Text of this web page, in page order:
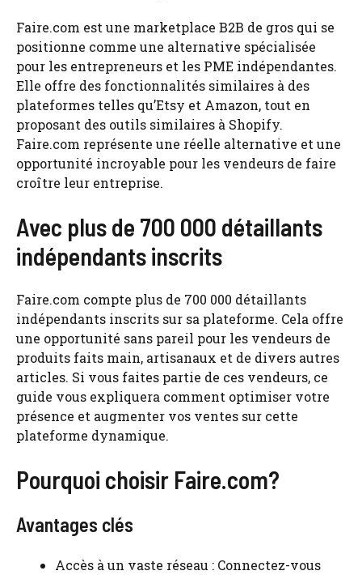
Faire.com est une marketplace B2B de gros qui se
positionne comme une alternative spécialisée
pour les entrepreneurs et les PME indépendantes.
Elle offre des fonctionnalités similaires à des
plateformes telles qu’Etsy et Amazon, tout en
proposant des outils similaires à Shopify.
Faire.com représente une réelle alternative et une
opportunité incroyable pour les vendeurs de faire
croître leur entreprise.
Avec plus de 700 000 détaillants
indépendants inscrits
Faire.com compte plus de 700 000 détaillants
indépendants inscrits sur sa plateforme. Cela offre
une opportunité sans pareil pour les vendeurs de
produits faits main, artisanaux et de divers autres
articles. Si vous faites partie de ces vendeurs, ce
guide vous expliquera comment optimiser votre
présence et augmenter vos ventes sur cette
plateforme dynamique.
Pourquoi choisir Faire.com?
Avantages clés
Accès à un vaste réseau : Connectez-vous